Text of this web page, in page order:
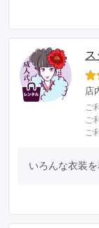
店
ご
ご
ご
いろんな衣装